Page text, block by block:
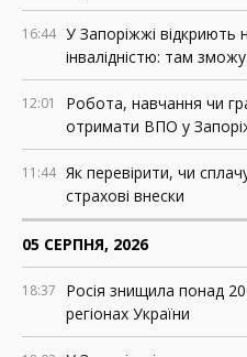
16:44 У Запоріжжі
інвалідністю: там
12:01
Робота, навчання чи
отримати ВПО у
11:44 Як перевірити, чи
страхові внески
05 СЕРПНЯ, 2026
18:37
Росія знищила понад
регіонах України